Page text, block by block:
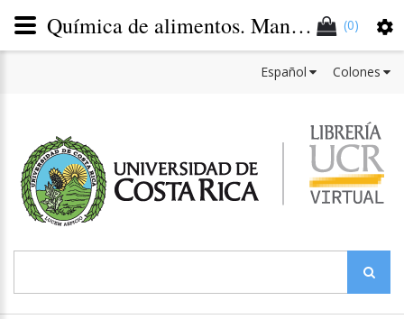
(0)
Colones
Español
Química de alimentos. Manual de laboratorio (LIBRO DIGITAL PDF)